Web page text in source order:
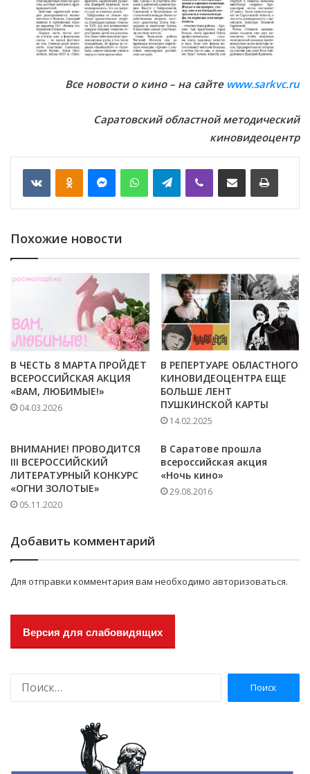
Все новости о кино – на сайте www.sarkvc.ru
Саратовский областной методический
киновидеоцентр
VKontakte WhatsApp Telegram
Похожие новости
В ЧЕСТЬ 8 МАРТА ПРОЙДЕТ
ВСЕРОССИЙСКАЯ АКЦИЯ
«ВАМ, ЛЮБИМЫЕ!»
04.03.2026
В РЕПЕРТУАРЕ ОБЛАСТНОГО
КИНОВИДЕОЦЕНТРА ЕЩЕ
БОЛЬШЕ ЛЕНТ
ПУШКИНСКОЙ КАРТЫ
14.02.2025
ВНИМАНИЕ! ПРОВОДИТСЯ
III ВСЕРОССИЙСКИЙ
ЛИТЕРАТУРНЫЙ КОНКУРС
«ОГНИ ЗОЛОТЫЕ»
05.11.2020
В Саратове прошла
всероссийская акция
«Ночь кино»
29.08.2016
Добавить комментарий
Для отправки комментария вам необходимо авторизоваться.
Версия для слабовидящих